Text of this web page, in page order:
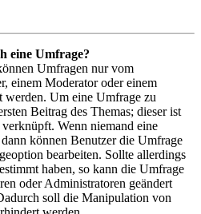
eine Umfrage?
Umfragen nur vom
einem Moderator oder einem
werden. Um eine Umfrage zu
Beitrag des Themas; dieser ist
Wenn niemand eine
können Benutzer die Umfrage
bearbeiten. Sollte allerdings
haben, so kann die Umfrage
oder Administratoren geändert
soll die Manipulation von